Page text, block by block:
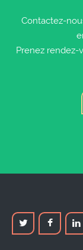
Contactez-
Prenez